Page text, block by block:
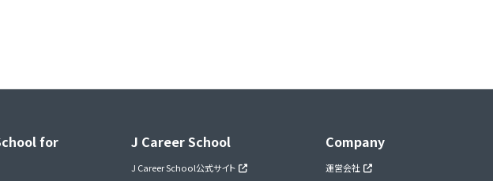
for
J Career School
J Career School公式サイト
Company
運営会社